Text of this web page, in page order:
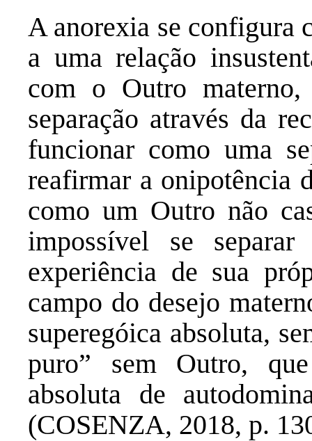
A anorexia se configura
a uma relação
com o Outro
separação através da
funcionar como uma
reafirmar a onipotência
como um Outro não
impossível se
experiência de sua
campo do desejo
superegóica absoluta,
puro” sem Outro,
absoluta de
(COSENZA, 2018, p.